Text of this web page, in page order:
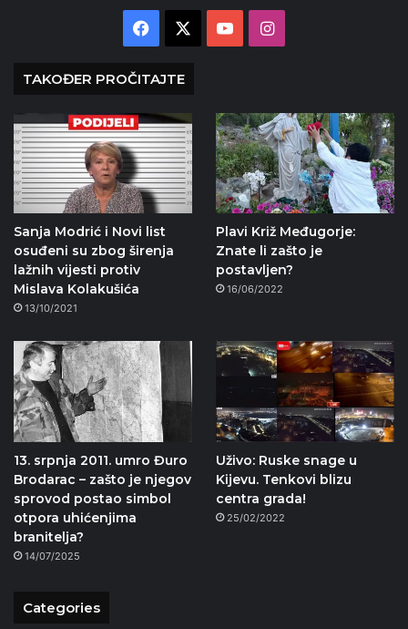
Facebook YouTubeInstagram
TAKOĐER PROČITAJTE
Sanja Modrić i Novi list
osuđeni su zbog širenja
lažnih vijesti protiv
Mislava Kolakušića
13/10/2021
Plavi Križ Međugorje:
Znate li zašto je
postavljen?
16/06/2022
13. srpnja 2011. umro Đuro
Brodarac – zašto je njegov
sprovod postao simbol
otpora uhićenjima
branitelja?
14/07/2025
Uživo: Ruske snage u
Kijevu. Tenkovi blizu
centra grada!
25/02/2022
Categories